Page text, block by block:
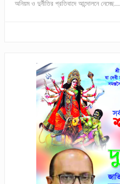
অনিয়ম ও দুর্নীতির প্রতিবাদে আন্দোলনে নেমেছ...